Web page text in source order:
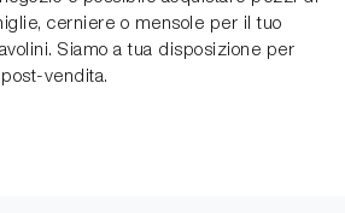
cerniere o mensole per il tuo
Siamo a tua disposizione per
vendita.